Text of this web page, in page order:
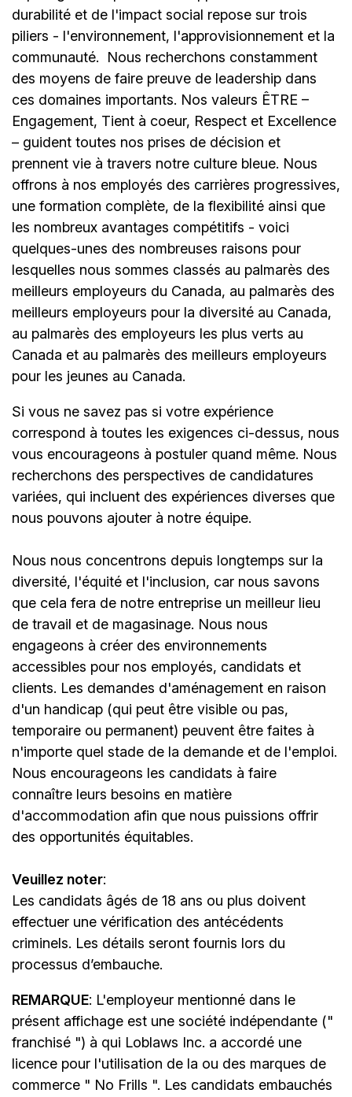
durabilité et de l'impact social repose sur trois
piliers - l'environnement, l'approvisionnement et la
communauté.
Nous recherchons constamment
des moyens de faire preuve de leadership dans
ces domaines importants. Nos valeurs ÊTRE –
Engagement, Tient à coeur, Respect et Excellence
– guident toutes nos prises de décision et
prennent vie à travers notre culture bleue. Nous
offrons à nos employés des carrières progressives,
une formation complète, de la flexibilité ainsi que
les nombreux avantages compétitifs - voici
quelques-unes des nombreuses raisons pour
lesquelles nous sommes classés au palmarès des
meilleurs employeurs du Canada, au palmarès des
meilleurs employeurs pour la diversité au Canada,
au palmarès des employeurs les plus verts au
Canada et au palmarès des meilleurs employeurs
pour les jeunes au Canada.
Si vous ne savez pas si votre expérience
correspond à toutes les exigences ci-dessus, nous
vous encourageons à postuler quand même. Nous
recherchons des perspectives de candidatures
variées, qui incluent des expériences diverses que
nous pouvons ajouter à notre équipe.
Nous nous concentrons depuis longtemps sur la
diversité, l'équité et l'inclusion, car nous savons
que cela fera de notre entreprise un meilleur lieu
de travail et de magasinage. Nous nous
engageons à créer des environnements
accessibles pour nos employés, candidats et
clients. Les demandes d'aménagement en raison
d'un handicap (qui peut être visible ou pas,
temporaire ou permanent) peuvent être faites à
n'importe quel stade de la demande et de l'emploi.
Nous encourageons les candidats à faire
connaître leurs besoins en matière
d'accommodation afin que nous puissions offrir
des opportunités équitables.
Veuillez noter:
Les candidats âgés de 18 ans ou plus doivent
effectuer une vérification des antécédents
criminels. Les détails seront fournis lors du
processus d’embauche.
REMARQUE: L'employeur mentionné dans le
présent affichage est une société indépendante ("
franchisé ") à qui Loblaws Inc. a accordé une
licence pour l'utilisation de la ou des marques de
commerce " No Frills ". Les candidats embauchés